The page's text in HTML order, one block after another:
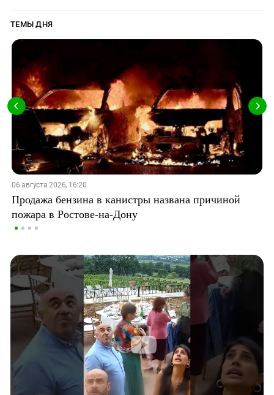
ТЕМЫ ДНЯ
06 августа 2026, 16:20
Продажа бензина в канистры названа причиной
пожара в Ростове-на-Дону